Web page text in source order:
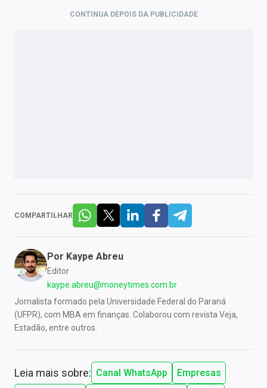
CONTINUA DEPOIS DA PUBLICIDADE
COMPARTILHAR
Por Kaype Abreu
Editor
kaype.abreu@moneytimes.com.br
Jornalista formado pela Universidade Federal do Paraná
(UFPR), com MBA em finanças. Colaborou com revista Veja,
Estadão, entre outros.
Leia mais sobre: Canal WhatsApp
Empresas